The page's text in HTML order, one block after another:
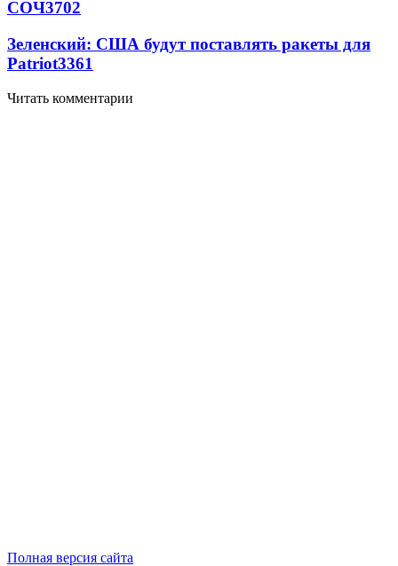
СОЧ3702
Зеленский: США будут поставлять ракеты для
Patriot3361
Читать комментарии
Полная версия сайта